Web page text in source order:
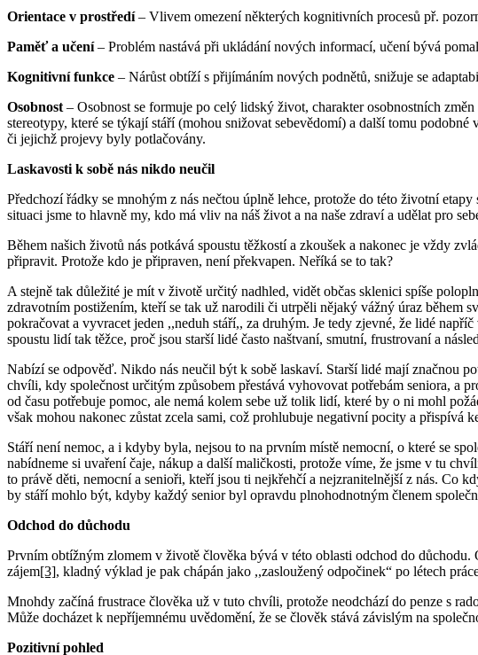
Orientace v prostředí– Vlivem omezení některých kognitivních procesů př.
Paměť a učení– Problém nastává při ukládání nových informací, učení bývá
Kognitivní funkce – Nárůst obtíží s přijímáním nových podnětů, snižuje se
Osobnost – Osobnost se formuje po celý lidský život, charakter osobnostních
stereotypy, které se týkají stáří (mohou snižovat sebevědomí) a další tomu
či jejichž projevy byly potlačovány.
Laskavosti k sobě nás nikdo neučil
Předchozí řádky se mnohým z nás nečtou úplně lehce, protože do této životní
situaci jsme to hlavně my, kdo má vliv na náš život a na naše zdraví a udělat pro
Během našich životů nás potkává spoustu těžkostí a zkoušek a nakonec je vždy
připravit. Protože kdo je připraven, není překvapen. Neříká se to tak?
A stejně tak důležité je mít v životě určitý nadhled, vidět občas sklenici spíše
zdravotním postižením, kteří se tak už narodili či utrpěli nějaký vážný úraz během
pokračovat a vyvracet jeden ,,neduh stáří,, za druhým. Je tedy zjevné, že lidé
spoustu lidí tak těžce, proč jsou starší lidé často naštvaní, smutní, frustrovaní a
Nabízí se odpověď. Nikdo nás neučil být k sobě laskaví. Starší lidé mají značnou
chvíli, kdy společnost určitým způsobem přestává vyhovovat potřebám seniora, a
od času potřebuje pomoc, ale nemá kolem sebe už tolik lidí, které by o ni mohl
však mohou nakonec zůstat zcela sami, což prohlubuje negativní pocity a
Stáří není nemoc, a i kdyby byla, nejsou to na prvním místě nemocní, o které se
nabídneme si uvaření čaje, nákup a další maličkosti, protože víme, že jsme v tu
to právě děti, nemocní a senioři, kteří jsou ti nejkřehčí a nejzranitelnější z nás. Co
by stáří mohlo být, kdyby každý senior byl opravdu plnohodnotným členem
Odchod do důchodu
Prvním obtížným zlomem v životě člověka bývá v této oblasti odchod do
zájem[3], kladný výklad je pak chápán jako ,,zasloužený odpočinek“ po létech
Mnohdy začíná frustrace člověka už v tuto chvíli, protože neodchází do penze s
Může docházet k nepříjemnému uvědomění, že se člověk stává závislým na
Pozitivní pohled